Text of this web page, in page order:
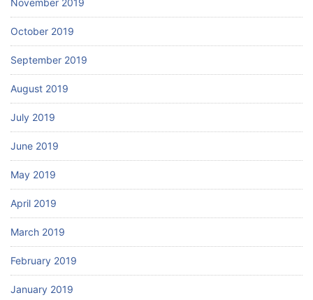
November 2019
October 2019
September 2019
August 2019
July 2019
June 2019
May 2019
April 2019
March 2019
February 2019
January 2019